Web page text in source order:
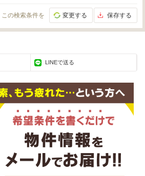
この検索条件を 変更する 保存する
LINEで送る